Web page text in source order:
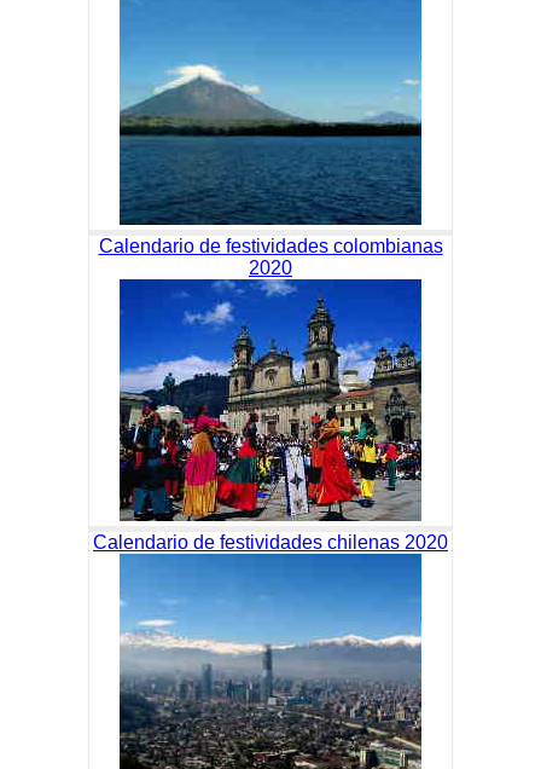
Calendario de festividades colombianas
2020
Calendario de festividades chilenas 2020